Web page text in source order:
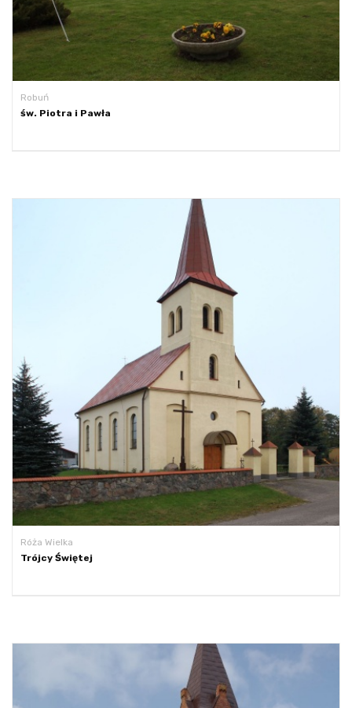
Robuń
św. Piotra i Pawła
Róża Wielka
Trójcy Świętej